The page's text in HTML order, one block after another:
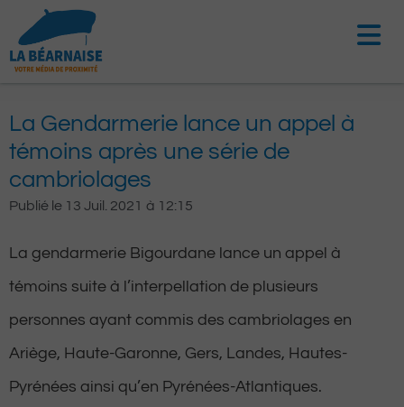
contenu
La Gendarmerie lance un appel à
témoins après une série de
cambriolages
Publié le 13 Juil. 2021 à 12:15
La gendarmerie Bigourdane lance un appel à
témoins suite à l’interpellation de plusieurs
personnes ayant commis des cambriolages en
Ariège, Haute-Garonne, Gers, Landes, Hautes-
Pyrénées ainsi qu’en Pyrénées-Atlantiques.